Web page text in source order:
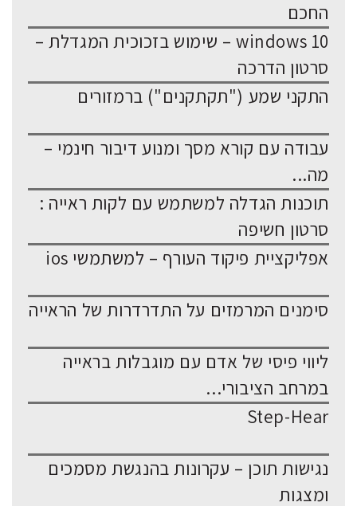
החכם
windows 10 – שימוש בזכוכית המגדלת –
סרטון הדרכה
התקני שמע ("תקתקנים") ברמזורים
עבודה עם קורא מסך ומנוע דיבור חינמי –
מה...
תוכנות הגדלה למשתמש עם לקות ראייה :
סרטון חשיפה
אפליקציית פיקוד העורף – למשתמשי ios
סימנים המרמזים על התדרדרות של הראייה
ליווי פיסי של אדם עם מוגבלות בראייה
במרחב הציבורי...
Step-Hear
נגישות תוכן – עקרונות בהנגשת מסמכים
ומצגות